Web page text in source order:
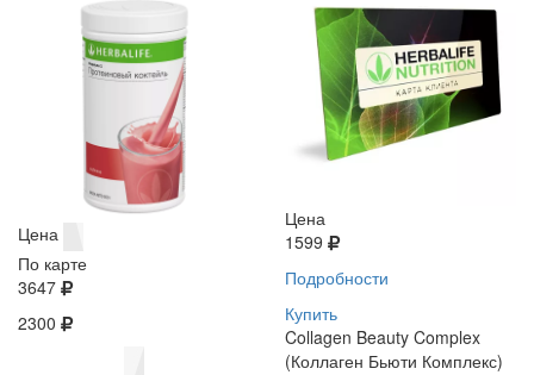
Цена
По карте
3647
2300
Цена
1599
Подробности
Купить
Collagen Beauty Complex
(Коллаген Бьюти Комплекс)